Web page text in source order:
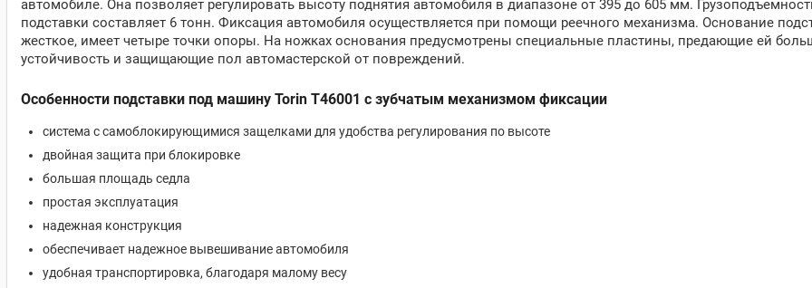
автомобиле. Она позволяет регулировать высоту поднятия автомобиля в диапазоне от 395 до 605 мм.
подставки составляет 6 тонн. Фиксация автомобиля осуществляется при помощи реечного механизма. Основание
жесткое, имеет четыре точки опоры. На ножках основания предусмотрены специальные пластины, предающие ей
устойчивость и защищающие пол автомастерской от повреждений.
Особенности подставки под машину Torin T46001 с зубчатым механизмом фиксации
система с самоблокирующимися защелками для удобства регулирования по высоте
двойная защита при блокировке
большая площадь седла
простая эксплуатация
надежная конструкция
обеспечивает надежное вывешивание автомобиля
удобная транспортировка, благодаря малому весу